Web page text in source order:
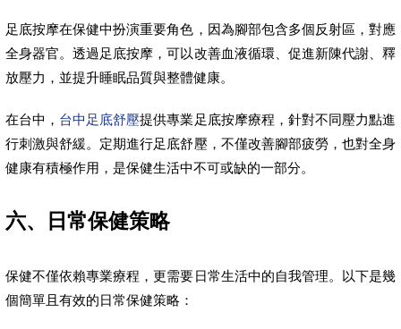
足底按摩在保健中扮演重要角色，因為腳部包含多個反射區，對應
全身器官。透過足底按摩，可以改善血液循環、促進新陳代謝、釋
放壓力，並提升睡眠品質與整體健康。
在台中， 台中足底舒壓提供專業足底按摩療程，針對不同壓力點進
行刺激與舒緩。定期進行足底舒壓，不僅改善腳部疲勞，也對全身
健康有積極作用，是保健生活中不可或缺的一部分。
六、日常保健策略
保健不僅依賴專業療程，更需要日常生活中的自我管理。以下是幾
個簡單且有效的日常保健策略：